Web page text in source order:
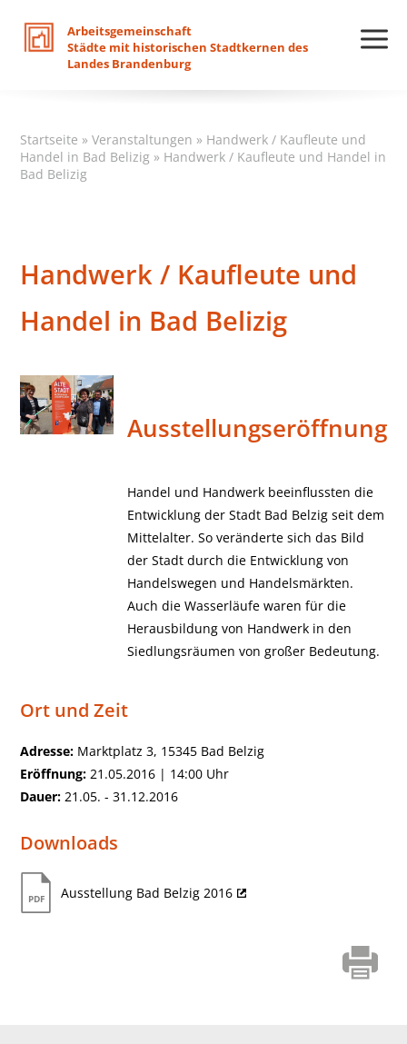
Arbeitsgemeinschaft
Städte mit historischen Stadtkernen des
Landes Brandenburg
Startseite »Veranstaltungen » Handwerk / Kaufleute und
Handel in Bad Belizig » Handwerk / Kaufleute und Handel in
Bad Belizig
Handwerk / Kaufleute und
Handel in Bad Belizig
Ausstellungseröffnung
Handel und Handwerk beeinflussten die
Entwicklung der Stadt Bad Belzig seit dem
Mittelalter. So veränderte sich das Bild
der Stadt durch die Entwicklung von
Handelswegen und Handelsmärkten.
Auch die Wasserläufe waren für die
Herausbildung von Handwerk in den
Siedlungsräumen von großer Bedeutung.
Ort und Zeit
Adresse: Marktplatz 3, 15345 Bad Belzig
Eröffnung: 21.05.2016 | 14:00 Uhr
Dauer: 21.05. - 31.12.2016
Downloads
Ausstellung Bad Belzig 2016